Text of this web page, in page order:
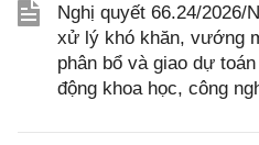
Nghị quyết 66.24/2026/
xử lý khó khăn, vướng
phân bổ và giao dự
động khoa học, công